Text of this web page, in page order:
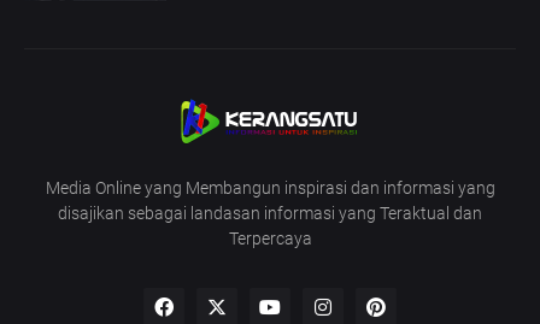
Media Online yang Membangun inspirasi dan informasi yang
disajikan sebagai landasan informasi yang Teraktual dan
Terpercaya